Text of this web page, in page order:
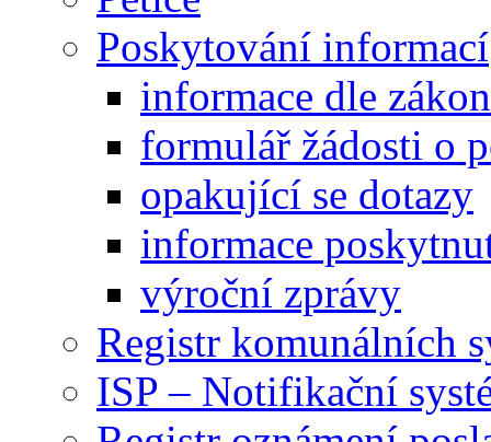
Poskytování informací
informace dle
formulář žádosti o
opakující se dotazy
informace
výroční zprávy
Registr komunálních
ISP – Notifikační